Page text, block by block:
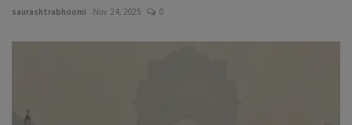
saurashtrabhoomi Nov 24, 2025 0